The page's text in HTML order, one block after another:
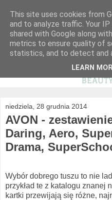
niedziela, 28 grudnia 2014
AVON -
Daring, Aero,
Drama,
Wybór dobrego tuszu to nie
przykład te z katalogu znanej
kartki przewijają się różne,
This site uses cookies from
and to analyze traffic. Your
shared with Google along
metrics to ensure quality of
statistics, and to detect and
LEARN